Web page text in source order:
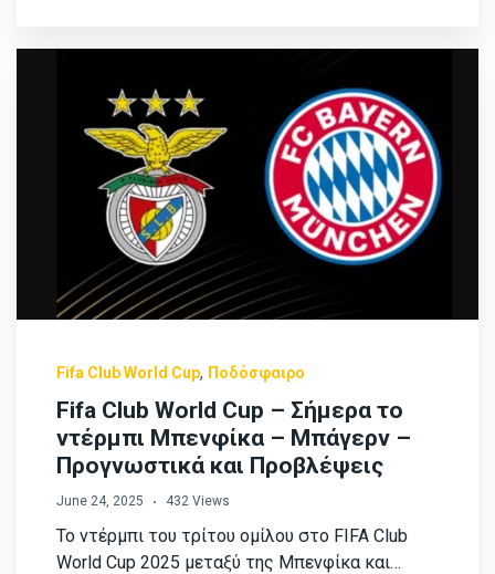
Fifa Club World Cup, Ποδόσφαιρο
Fifa Club World Cup – Σήμερα το
ντέρμπι Μπενφίκα – Μπάγερν –
Προγνωστικά και Προβλέψεις
June 24, 2025 432 Views
Το ντέρμπι του τρίτου ομίλου στο FIFA Club
World Cup 2025 μεταξύ της Μπενφίκα και…